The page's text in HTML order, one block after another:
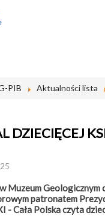
PIB Aktualności lista
DZIECIĘCEJ
Muzeum
patronatem
- Cała Polska czyta